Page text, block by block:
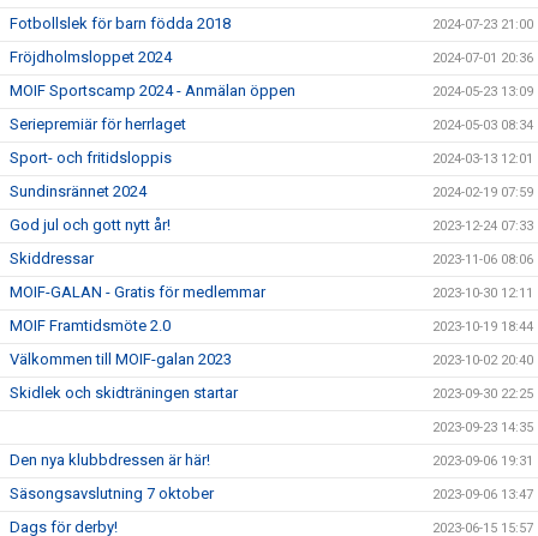
Fotbollslek för barn födda 2018 2024-07-23 21:00
Fröjdholmsloppet 2024 2024-07-01 20:36
MOIF Sportscamp 2024 - Anmälan öppen 2024-05-23 13:09
Seriepremiär för herrlaget 2024-05-03 08:34
Sport- och fritidsloppis 2024-03-13 12:01
Sundinsrännet 2024 2024-02-19 07:59
God jul och gott nytt år! 2023-12-24 07:33
Skiddressar 2023-11-06 08:06
MOIF-GALAN - Gratis för medlemmar 2023-10-30 12:11
MOIF Framtidsmöte 2.0 2023-10-19 18:44
Välkommen till MOIF-galan 2023 2023-10-02 20:40
Skidlek och skidträningen startar 2023-09-30 22:25
2023-09-23 14:35
Den nya klubbdressen är här! 2023-09-06 19:31
Säsongsavslutning 7 oktober 2023-09-06 13:47
Dags för derby! 2023-06-15 15:57